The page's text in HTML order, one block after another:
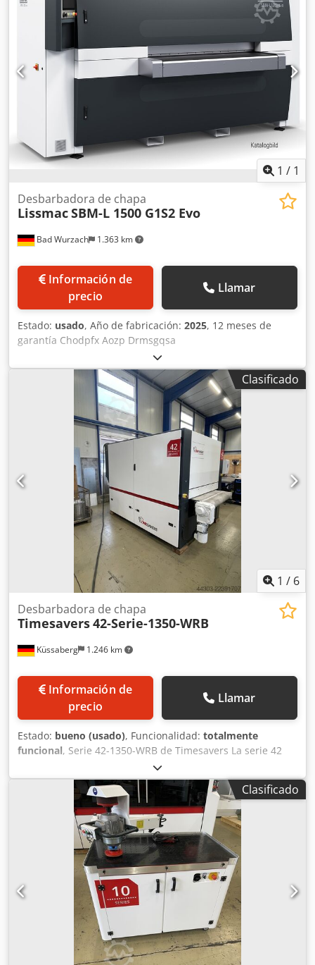
amplio rango magnético para garantizar que incluso las
piezas pequeñas puedan procesarse con seguridad.
(mm) 1100x120 Nº de rodillos lijadores (D) 1 Nº de
estaciones de cinta transversal (C) 1 Especificaciones del
tambor de lijado Ø435mm 20SH Cinta de lijado,
lijado (rpm) 185-650 Velocidad de la cinta transversal (m/s)
2-8 Velocidad de avance (m/s) 0,5-4,0 Motor del tambor de
lijado (kW) 11 Motor de la cinta transversal (kW) (2x) 3
Motor de avance (kW) 0,37 Potencia total (kW) 19 Conexión
de aspiración por cabezal (Ø mm) (2x) 150 Dimensiones1 / 1
Bad Wurzach 1.363 km
Desbarbadora de chapa
LissmacSBM-L 1500 G1S2 Evo
Información de
precio
Llamar
Estado: usado, Año de fabricación: 2025, 12 meses de
garantía Chodpfx Aozp Drmsgqsa
Clasificado
1 / 6
Küssaberg 1.246 km
Desbarbadora de chapa
Timesavers42-Serie-1350-WRB
Información de
precio
Llamar
Estado: bueno (usado), Funcionalidad: totalmente
funcional, Serie 42-1350-WRB de Timesavers La serie 42
cuenta con 2 estaciones: una estación de lijado con banda
abrasiva, ideal para eliminar rebabas y astillas elevadas, y
una segunda estación con cepillos rotatorios para un
redondeado uniforme de los bordes. Gracias a la cinta
transportadora de vacío, incluso las piezas pequeñas, del
tamaño de una tarjeta de visita, no representan ningún
problema. Ancho de paso: 1350 mm Apertura de la mesa:
de 0,8 a 100 mm Cinta transportadora con velocidad
ajustable mediante variador de frecuencia y de forma
continua. Cepillos rotatorios con altura y velocidad
ajustables mediante variador de frecuencia y de forma
continua. Cedpfjznm R Njx Agqeha ¡Atención! En las
imágenes falta la bomba de vacío, que se montará en la
parte superior de la máquina.
Clasificado